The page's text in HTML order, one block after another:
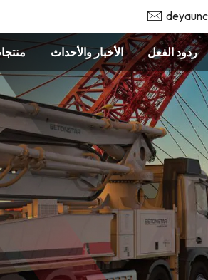
الأخبار والأحداث ردود الفعل